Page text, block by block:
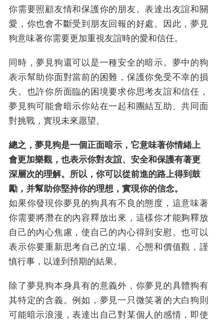
你需要照顧友情和保護你的朋友。表達出友誼和關
愛，你也會不斷受到朋友回報的好處。因此，夢見
狗意味著你需要更加重視友誼時的愛和信任。
同時，夢見狗還可以是一種安全的暗示。夢中的狗
表示幫助你面對當前的困難，保護你免受不幸的損
失。也許你所面臨的困境要求你思考友誼和信任，
夢見狗可能會暗示你站在一起和團結互助、共同面
對挑戰，實現未來愿望。
總之，夢見狗是一個正面暗示，它意味著你情緒上
會更加樂觀，也表示你對友誼、安全和保護有著更
深層次的理解。所以，你可以從前進的路上得到鼓
勵，并幫助你堅持你的理想，實現你的信念。
如果你發現你夢見的狗具有不良的態度，這意味著
你需要將潛在的內容釋放出來，這樣你才能夠釋放
自己的內心焦慮，使自己的內心得到安慰。也可以
表示你要重新思考自己的立場、心態和價值觀，謹
慎行事，以達到預期的結果。
除了夢見狗本身具有的意義外，你夢見的具體狗有
其特定的含義。例如，夢見一只微笑著的大白狗則
可能暗示浪漫，表達出自己對某個人的感情，即使